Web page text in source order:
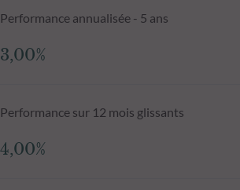
Performance annualisée - 5 ans
3,00%
Performance sur 12 mois glissants
4,00%